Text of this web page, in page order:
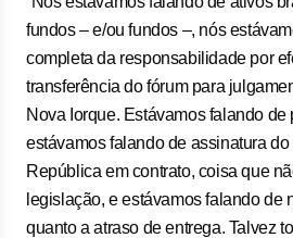
fundos – e/ou fundos –, nós
completa da responsabilidade por
transferência do fórum para
Nova Iorque. Estávamos falando
estávamos falando de assinatura
República em contrato, coisa que
legislação, e estávamos falando de
quanto a atraso de entrega. Talvez